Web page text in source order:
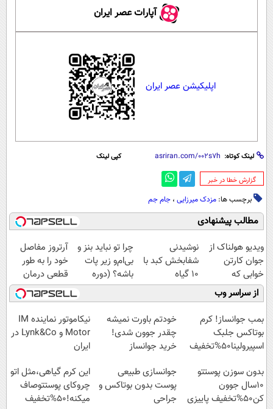
آپارات عصر ایران
اپلیکیشن عصر ایران
لینک کوتاه: کپی لینک
‌گزارش خطا در خبر
برچسب ها: مزدک میرزایی ، جام جم
مطالب پیشنهادی
ویدیو هولناک از
جوان کارتن
خوابی که
میلیاردر شد.
آموزش رایگان
نوشیدنی
شفابخش کبد با
10 گیاه
موثر(تخفیف تا
امشب)
چرا تو نباید بنز و
بی‌ام‌و زیر پات
باشه؟ (دوره
رایگان درآمد
میلیاردی)
آرتروز مفاصل
خود را به طور
قطعی درمان
کنید!
◗پرسش‌نامه◖
از سراسر وب
بمب جوانساز! کرم
بوتاکس جلبک
اسپیرولینا50%تخفیف
خودتم باورت نمیشه
چقدر جوون شدی!
خرید جوانساز
ویژه
نیکاموتور نماینده IM
Motor و Lynk&Co در
ایران
بدون سوزن پوستتو
10سال جوون
کن50%تخفیف پاییزی
جوانسازی طبیعی
پوست بدون بوتاکس و
جراحی
این کرم گیاهی،مثل اتو
چروکای پوستتوصاف
میکنه!50%تخفیف